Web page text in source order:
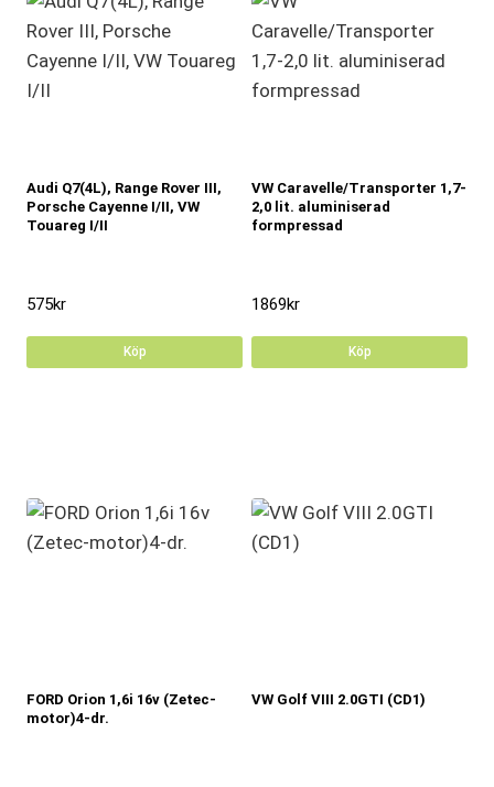
Audi Q7(4L), Range Rover III,
Porsche Cayenne I/II, VW
Touareg I/II
575kr
Köp
VW Caravelle/Transporter 1,7-
2,0 lit. aluminiserad
formpressad
1869kr
Köp
FORD Orion 1,6i 16v (Zetec-
motor)4-dr.
VW Golf VIII 2.0GTI (CD1)